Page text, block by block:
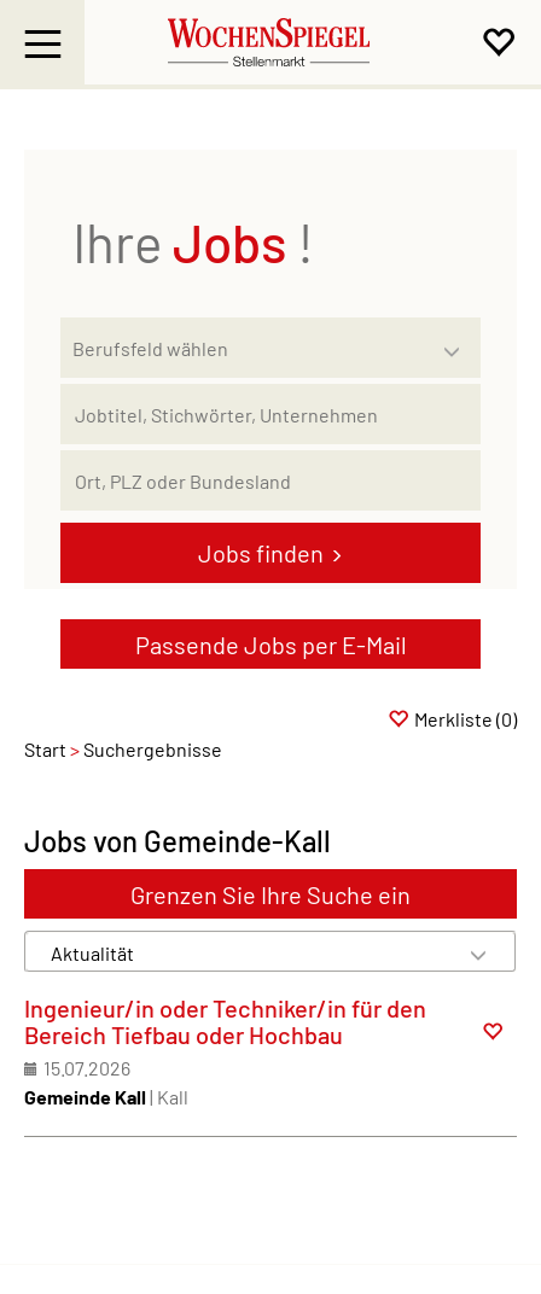
Passende Jobs per E-Mail
Ihre Jobs !
Jobs finden
Start Suchergebnisse
Merkliste (0)
Jobs von Gemeinde-Kall
Grenzen Sie Ihre Suche ein
Ingenieur/in oder Techniker/in für den
Bereich Tiefbau oder Hochbau
15.07.2026
Gemeinde Kall| Kall